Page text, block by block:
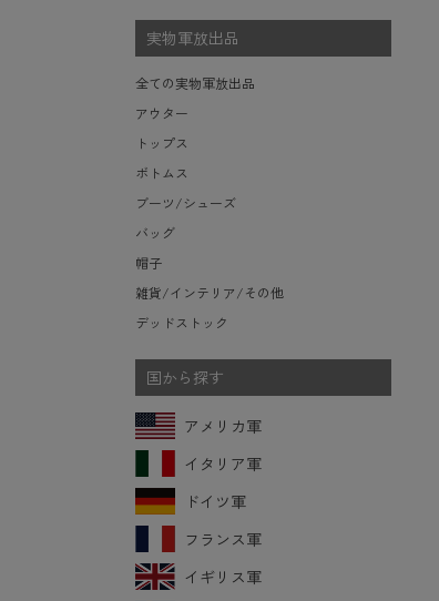
モッズコート
ダッフルバッグ
ボストンバッグ
ポーチ/ケース/etc
スーツケース/キャリーバッグ
ビジネスバッグ
サングラス・ゴーグル
ベレー帽
ハンチング
キャスケット
その他
ボックス/ガソリン缶/etc
生地・テントシェル
ミッドベースレイヤー Level.2
ウィンドレイヤー Level.4
ソフトシェルレイヤー Level.5
ハードシェルレイヤー Level.6
アウターレイヤー Level.7
実物軍放出品
全ての実物軍放出品
アウター
トップス
ボトムス
ブーツ/シューズ
バッグ
帽子
雑貨/インテリア/その他
デッドストック
国から探す
アメリカ軍
イタリア軍
ドイツ軍
フランス軍
イギリス軍